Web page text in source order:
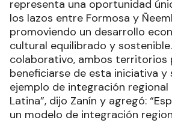
representa una oportunidad
los lazos entre Formosa y
promoviendo un desarrollo
cultural equilibrado y
colaborativo, ambos territorios
beneficiarse de esta iniciativa y
ejemplo de integración regional
Latina”, dijo Zanín y agregó:
un modelo de integración